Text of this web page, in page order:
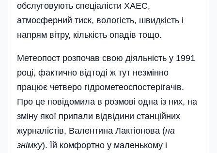
об­слуговують спеціалісти ХАЕС,
атмосферний тиск, вологість, швидкість і
напрям вітру, кількість опадів тощо.
Метеопост розпочав свою діяльність у 1991
році, фактично відтоді ж тут незмінно
працює четверо гідрометеоспостерігачів.
Про це повідомила в розмові одна із них, на
зміну якої припали відвідини станційних
журналістів, Валентина Лактіонова (на
знімку). Їй комфортно у маленькому і